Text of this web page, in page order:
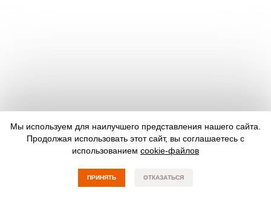
Мы используем для наилучшего представления нашего сайта.
Продолжая использовать этот сайт, вы соглашаетесь с
использованием cookie-файлов
ПРИНЯТЬ ОТКАЗАТЬСЯ